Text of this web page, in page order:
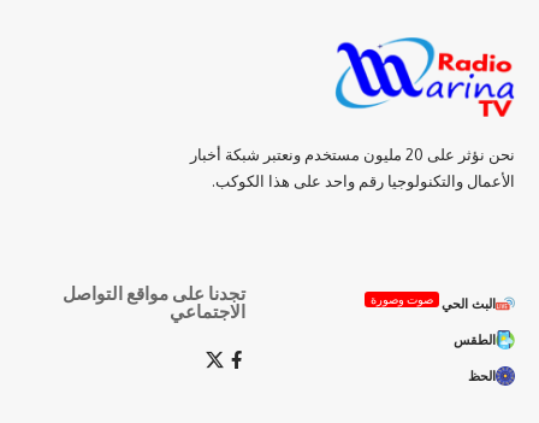
نحن نؤثر على 20 مليون مستخدم ونعتبر شبكة أخبار
الأعمال والتكنولوجيا رقم واحد على هذا الكوكب.
البث الحي صوت وصورة
الطقس
الحظ
تجدنا على مواقع التواصل
الاجتماعي